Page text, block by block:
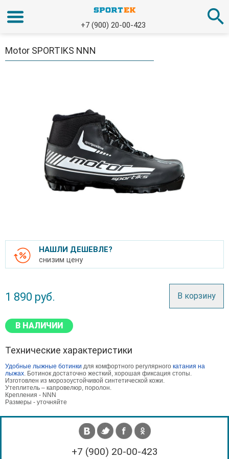
+7 (900) 20-00-423
Motor SPORTIKS NNN
НАШЛИ ДЕШЕВЛЕ?
снизим цену
1 890 руб. В корзину
В НАЛИЧИИ
Технические характеристики
Удобные лыжные ботинки для комфортного регулярного катания на
лыжах. Ботинок достаточно жесткий, хорошая фиксация стопы.
Изготовлен из морозоустойчивой синтетической кожи.
Утеплитель – капровелюр, поролон.
Крепления - NNN
Размеры - уточняйте
+7 (900) 20-00-423